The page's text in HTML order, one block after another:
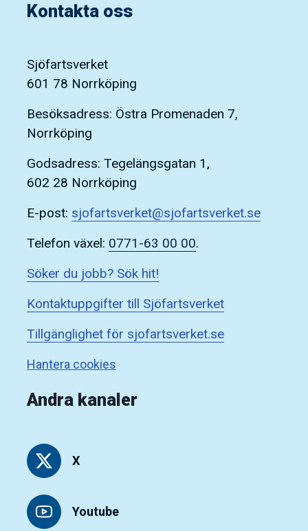
Kontakta oss
Sjöfartsverket
601 78 Norrköping
Besöksadress: Östra Promenaden 7,
Norrköping
Godsadress: Tegelängsgatan 1,
602 28 Norrköping
E-post: sjofartsverket@sjofartsverket.se
Telefon växel: 0771-63 00 00.
Söker du jobb? Sök hit!
Kontaktuppgifter till Sjöfartsverket
Tillgänglighet för sjofartsverket.se
Hantera cookies
Andra kanaler
X
Youtube